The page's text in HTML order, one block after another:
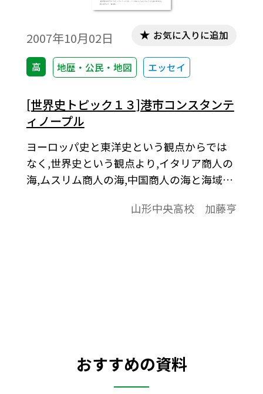
2007年10月02日
高 地歴・公民・地図 エッセイ
お気に入りに追加
[世界史トピック１３]港市コンスタンテ
ィノープル
ヨーロッパ史と東洋史という観点からでは
なく,世界史という観点より,イタリア商人の
海,ムスリム商人の海,中国商人の海と海域世
る。ここでは,ビザンツ帝国が海域世界に果
山形中央高校 加藤亨
おすすめの資料